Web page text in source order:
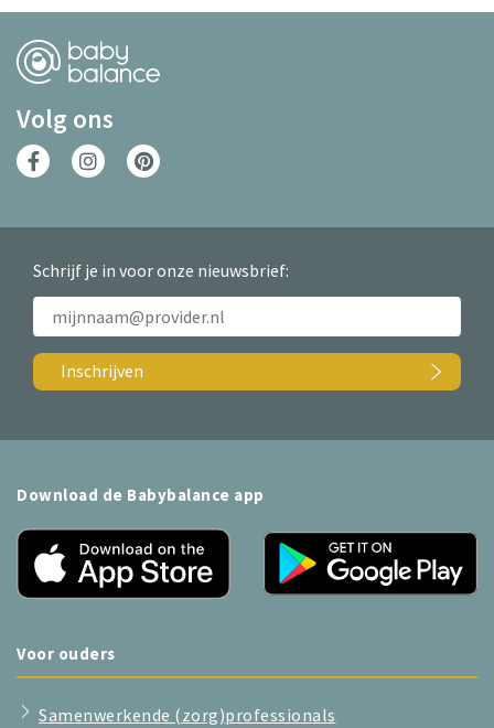
Volg ons
Schrijf je in voor onze nieuwsbrief:
Inschrijven
Download de Babybalance app
Voor ouders
Samenwerkende (zorg)professionals